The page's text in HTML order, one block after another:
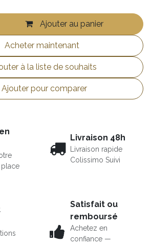
Ajouter au panier
Acheter maintenant
Ajouter pour comparer
à la liste de souhaits
place
Livraison 48h
Livraison rapide
Colissimo Suivi
Satisfait ou
remboursé
Achetez en
confiance —